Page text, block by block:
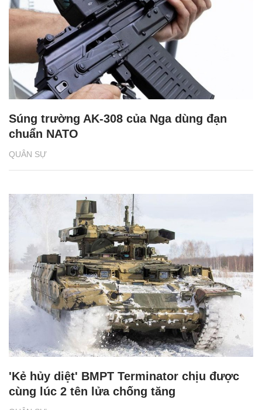
QUÂN SỰ
Súng trường AK-308 của Nga dùng đạn
chuẩn NATO
'Kẻ hủy diệt' BMPT Terminator chịu được
cùng lúc 2 tên lửa chống tăng